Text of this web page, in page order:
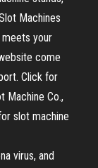
Machines
your
come
Click for
Machine Co.,
slot machine
virus, and